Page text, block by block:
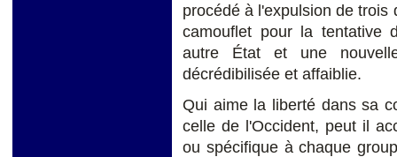
procédé à l'expulsion de
camouflet pour la tentative
autre État et une
décrédibilisée et affaiblie.
Qui aime la liberté dans sa
celle de l'Occident, peut il
ou spécifique à chaque